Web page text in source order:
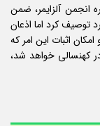
انجمن آلزایمر، ضمن
توصیف کرد اما اذعان
اثبات این امر که
کهنسالی خواهد شد،